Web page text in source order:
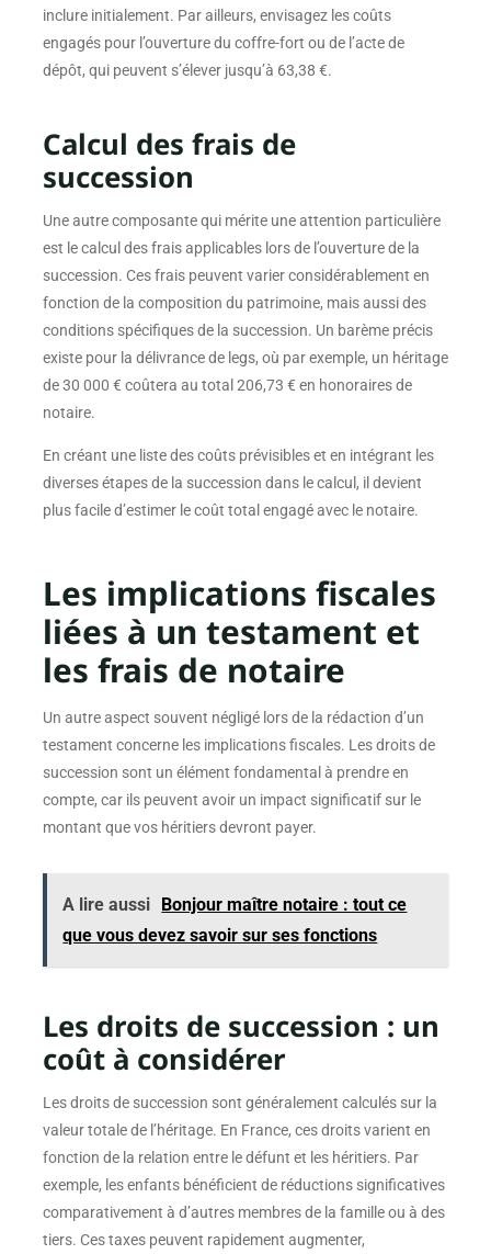
inclure initialement. Par ailleurs, envisagez les coûts
engagés pour l’ouverture du coffre-fort ou de l’acte de
dépôt, qui peuvent s’élever jusqu’à 63,38 €.
Calcul des frais de
succession
Une autre composante qui mérite une attention particulière
est le calcul des frais applicables lors de l’ouverture de la
succession. Ces frais peuvent varier considérablement en
fonction de la composition du patrimoine, mais aussi des
conditions spécifiques de la succession. Un barème précis
existe pour la délivrance de legs, où par exemple, un héritage
de 30 000 € coûtera au total 206,73 € en honoraires de
notaire.
En créant une liste des coûts prévisibles et en intégrant les
diverses étapes de la succession dans le calcul, il devient
plus facile d’estimer le coût total engagé avec le notaire.
Les implications fiscales
liées à un testament et
les frais de notaire
Un autre aspect souvent négligé lors de la rédaction d’un
testament concerne les implications fiscales. Les droits de
succession sont un élément fondamental à prendre en
compte, car ils peuvent avoir un impact significatif sur le
montant que vos héritiers devront payer.
A lire aussi Bonjour maître notaire : tout ce
que vous devez savoir sur ses fonctions
Les droits de succession : un
coût à considérer
Les droits de succession sont généralement calculés sur la
valeur totale de l’héritage. En France, ces droits varient en
fonction de la relation entre le défunt et les héritiers. Par
exemple, les enfants bénéficient de réductions significatives
comparativement à d’autres membres de la famille ou à des
tiers. Ces taxes peuvent rapidement augmenter,